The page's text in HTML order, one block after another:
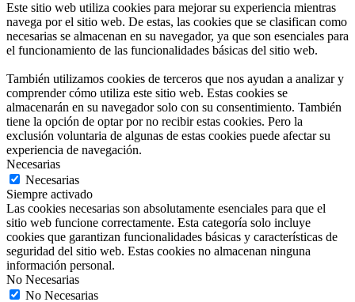
Este sitio web utiliza cookies para mejorar su experiencia mientras
navega por el sitio web. De estas, las cookies que se clasifican como
necesarias se almacenan en su navegador, ya que son esenciales para
el funcionamiento de las funcionalidades básicas del sitio web.
También utilizamos cookies de terceros que nos ayudan a analizar y
comprender cómo utiliza este sitio web. Estas cookies se
almacenarán en su navegador solo con su consentimiento. También
tiene la opción de optar por no recibir estas cookies. Pero la
exclusión voluntaria de algunas de estas cookies puede afectar su
experiencia de navegación.
Necesarias
Necesarias
Siempre activado
Las cookies necesarias son absolutamente esenciales para que el
sitio web funcione correctamente. Esta categoría solo incluye
cookies que garantizan funcionalidades básicas y características de
seguridad del sitio web. Estas cookies no almacenan ninguna
información personal.
No Necesarias
No Necesarias